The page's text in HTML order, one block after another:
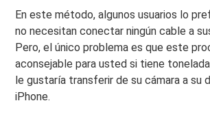
En este método, algunos usuarios lo
no necesitan conectar ningún cable a
Pero, el único problema es que este
aconsejable para usted si tiene
le gustaría transferir de su cámara a su
iPhone.